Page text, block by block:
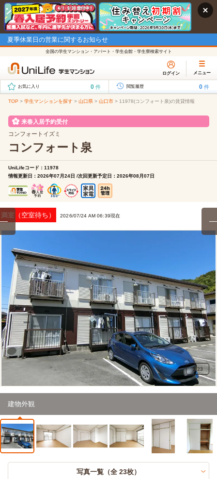
夏季休業日の営業に関するお知らせ
全国の学生マンション・アパート・学生会館・学生寮検索サイト
ログイン メニュー
お気に入り 0 件 閲覧履歴 0 件
TOP > 学生マンションを探す > 山口県 > 山口市 > 11978(コンフォート泉)の賃貸情報
来春入居予約受付
コンフォートイズミ
コンフォート泉
UniLifeコード：11978
情報更新日：2026年07月24日 /次回更新予定日：2026年08月07日
満室（空室待ち） 2026/07/24 AM 06:39現在
建物外観
1 /23
写真一覧（全 23枚）